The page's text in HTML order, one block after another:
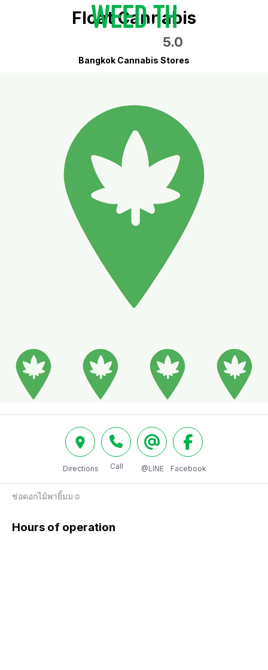
Float Cannabis
5.0
Bangkok Cannabis Stores
Directions Call @LINE Facebook
ช่อดอกไม้พายิ้มม☺️
Hours of operation